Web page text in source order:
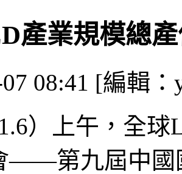
產業規模總
08:41 [編輯：
）上午，全
――第九屆中國